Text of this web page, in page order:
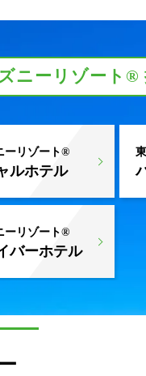
ニーリゾート®
ーリゾート®
ルホテル
ーリゾート®
バーホテル